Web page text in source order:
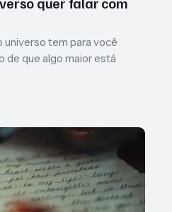
universo tem para você
de que algo maior está